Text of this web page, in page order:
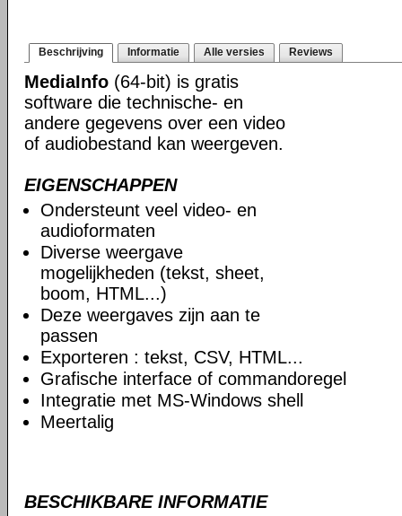
Beschrijving Informatie Alle versies Reviews
MediaInfo (64-bit) is gratis
software die technische- en
andere gegevens over een video
of audiobestand kan weergeven.
EIGENSCHAPPEN
Ondersteunt veel video- en
audioformaten
Diverse weergave
mogelijkheden (tekst, sheet,
boom, HTML...)
Deze weergaves zijn aan te
passen
Exporteren : tekst, CSV, HTML...
Grafische interface of commandoregel
Integratie met MS-Windows shell
Meertalig
BESCHIKBARE INFORMATIE